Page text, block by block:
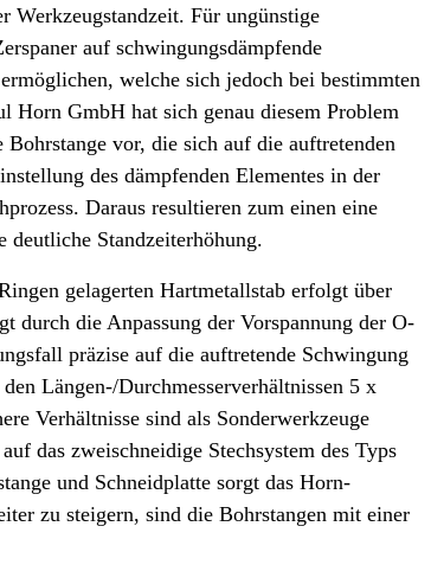
Werkzeugstandzeit. Für ungünstige
auf schwingungsdämpfende
welche sich jedoch bei bestimmten
Horn GmbH hat sich genau diesem Problem
vor, die sich auf die auftretenden
des dämpfenden Elementes in der
Daraus resultieren zum einen eine
deutliche Standzeiterhöhung.
gelagerten Hartmetallstab erfolgt über
durch die Anpassung der Vorspannung der O-
präzise auf die auftretende Schwingung
Längen-/Durchmesserverhältnissen 5 x
Verhältnisse sind als Sonderwerkzeuge
das zweischneidige Stechsystem des Typs
und Schneidplatte sorgt das Horn-
zu steigern, sind die Bohrstangen mit einer